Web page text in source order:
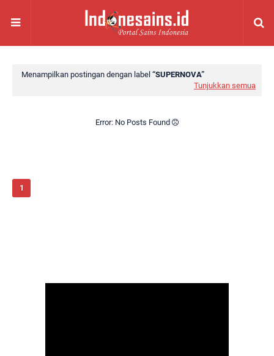
Menampilkan postingan dengan label
SUPERNOVA
Tunjukkan semua
Error: No Posts Found
1